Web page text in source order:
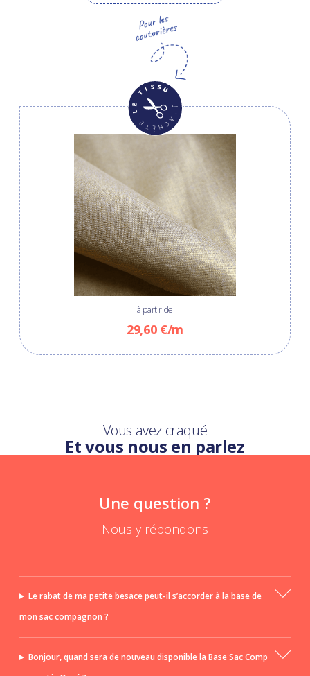
à partir de
29,60 €/m
Vous avez craqué
Et vous nous en parlez
Une question ?
Nous y répondons
Le rabat de ma petite besace peut-il s’accorder à la base de
mon sac compagnon ?
Bonjour, quand sera de nouveau disponible la Base Sac Comp